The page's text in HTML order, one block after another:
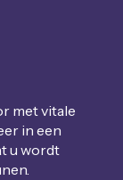
met vitale
in een
u wordt